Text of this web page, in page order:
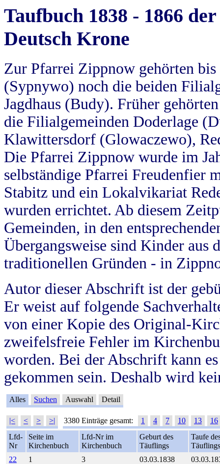
Taufbuch 1838 - 1866
Deutsch Krone
Zur Pfarrei Zippnow gehörten
(Sypnywo) noch die beiden
Jagdhaus (Budy). Früher
die Filialgemeinden Doderlage
Klawittersdorf (Glowaczewo),
Die Pfarrei Zippnow wurde im
selbständige Pfarrei Freudenfier
Stabitz und ein Lokalvikariat
wurden errichtet. Ab diesem
Gemeinden, in den
Übergangsweise sind Kinder aus
traditionellen Gründen - in
Autor dieser Abschrift ist der
Er weist auf folgende
von einer Kopie des Original-
zweifelsfreie Fehler im
worden. Bei der Abschrift kann
gekommen sein. Deshalb wird
Alles Suchen Auswahl Detail
|< < > >| 3380 Einträge gesamt: 1 4 7 10 13
16
Lfd-
Nr
Seite im
Kirchenbuch
Lfd-Nr im
Kirchenbuch
Geburt des
Täuflings
Taufe
Täuflings
22
1 3 03.03.1838